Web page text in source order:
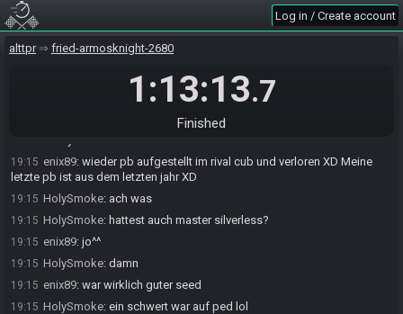
Log in / Create account
alttpr fried-armosknight-2680
1:13:13.7
Finished
Runners can still undo their finish if needed.
rasser seed
krasser*
eine runde light world, eine runde darkworld, berg,
19:15 enix89: wieder pb aufgestellt im rival cub und verloren XD Meine
letzte pb ist aus dem letzten jahr XD
19:15 HolySmoke: ach was
19:15 HolySmoke: hattest auch master silverless?
19:15 enix89: jo^^
19:15 HolySmoke: damn
19:15 enix89: war wirklich guter seed
19:15 HolySmoke: ein schwert war auf ped lol